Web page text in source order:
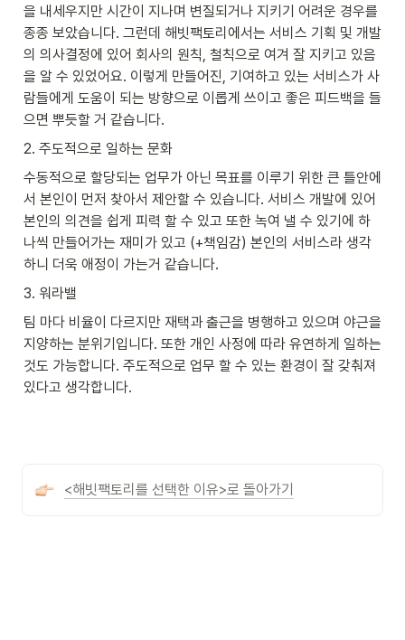
을 내세우지만 시간이 지나며 변질되거나 지키기 어려운 경우를
종종 보았습니다. 그런데 해빗팩토리에서는 서비스 기획 및 개발
의 의사결정에 있어 회사의 원칙, 철칙으로 여겨 잘 지키고 있음
을 알 수 있었어요. 이렇게 만들어진, 기여하고 있는 서비스가 사
람들에게 도움이 되는 방향으로 이롭게 쓰이고 좋은 피드백을 들
으면 뿌듯할 거 같습니다.
2. 주도적으로 일하는 문화
수동적으로 할당되는 업무가 아닌 목표를 이루기 위한 큰 틀안에
서 본인이 먼저 찾아서 제안할 수 있습니다. 서비스 개발에 있어
본인의 의견을 쉽게 피력 할 수 있고 또한 녹여 낼 수 있기에 하
나씩 만들어가는 재미가 있고 (+책임감) 본인의 서비스라 생각
하니 더욱 애정이 가는거 같습니다.
3. 워라밸
팀 마다 비율이 다르지만 재택과 출근을 병행하고 있으며 야근을
지양하는 분위기입니다. 또한 개인 사정에 따라 유연하게 일하는
것도 가능합니다. 주도적으로 업무 할 수 있는 환경이 잘 갖춰져
있다고 생각합니다.
<해빗팩토리를 선택한 이유>로 돌아가기